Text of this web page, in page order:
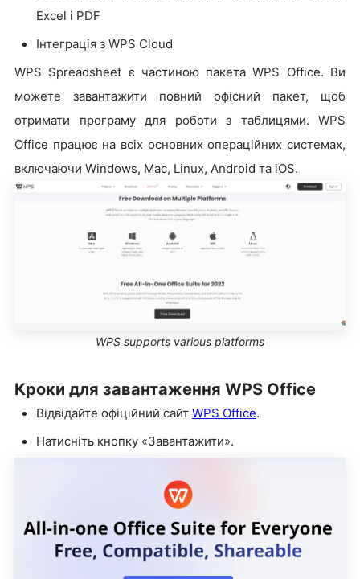
Excel і PDF
Інтеграція з WPS Cloud
WPS Spreadsheet є частиною пакета WPS Office. Ви
можете завантажити повний офісний пакет, щоб
отримати програму для роботи з таблицями. WPS
Office працює на всіх основних операційних системах,
включаючи Windows, Mac, Linux, Android та iOS.
WPS supports various platforms
Кроки для завантаження WPS Office
Відвідайте офіційний сайт WPS Office.
Натисніть кнопку «Завантажити».